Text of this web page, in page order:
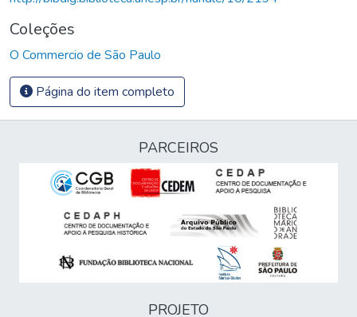
Coleções
O Commercio de São Paulo
Página do item completo
PARCEIROS
PROJETO